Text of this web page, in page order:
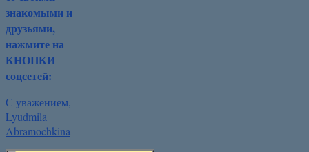
знакомыми и
друзьями,
нажмите на
КНОПКИ
соцсетей:
С уважением,
Lyudmila
Abramochkina